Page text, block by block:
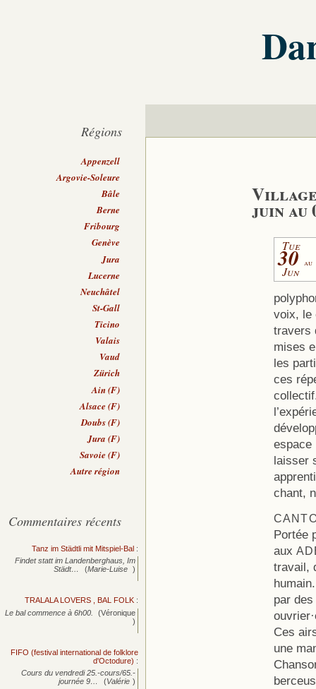
Village
juin
Tue
30
Jun
au
voix, le
travers
mises
les
ces
espace
laisser
chant,
Portée
aux
travail,
par
Ces
une
Régions
Appenzell
Argovie-Soleure
Bâle
Berne
Fribourg
Genève
Jura
Lucerne
Neuchâtel
St-Gall
Ticino
Valais
Vaud
Zürich
Ain (F)
Alsace (F)
Doubs (F)
Jura (F)
Savoie (F)
Autre région
Commentaires récents
Tanz im Städtli mit Mitspiel-Bal :
Findet statt im Landenberghaus, Im
Städt…
(Marie-Luise )
TRALALA LOVERS , BAL FOLK :
Le bal commence à 6h00.
(Véronique
)
FIFO (festival international de folklore
d'Octodure) :
Cours du vendredi 25.-cours/65.-
journée 9… (Valérie )